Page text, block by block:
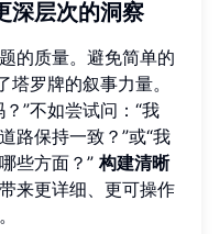
深层次的洞察
的质量。避免简单的
塔罗牌的叙事力量。
”不如尝试问：“我
路保持一致？”或“我
些方面？”构建清晰
来更详细、更可操作